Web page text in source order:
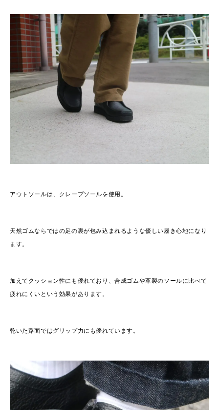
アウトソールは、クレープソールを使用。
天然ゴムならではの足の裏が包み込まれるような優しい履き心地になり
ます。
加えてクッション性にも優れており、合成ゴムや革製のソールに比べて
疲れにくいという効果があります。
乾いた路面ではグリップ力にも優れています。